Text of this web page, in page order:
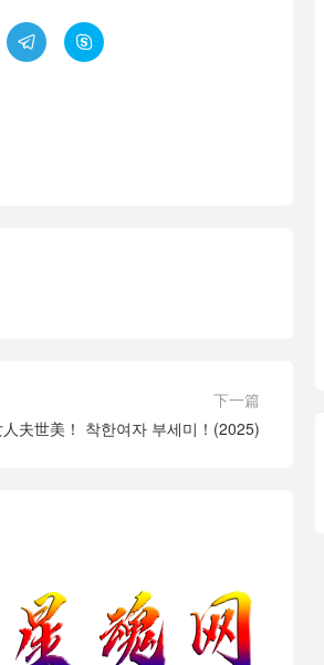
 
下一篇
夫世美！ 착한여자 부세미！(2025)